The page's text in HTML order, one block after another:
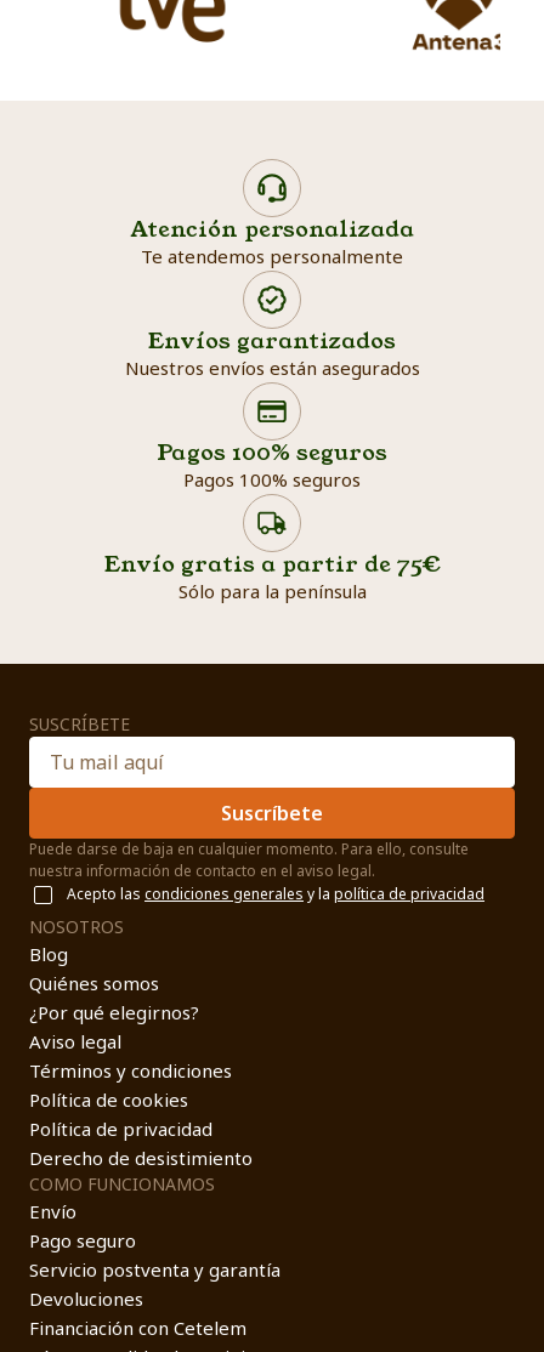
Atención personalizada
Te atendemos personalmente
Envíos garantizados
Nuestros envíos están asegurados
Pagos 100% seguros
Pagos 100% seguros
Envío gratis a partir de 75€
Sólo para la península
Search products
SUSCRÍBETE
Suscríbete
Puede darse de baja en cualquier momento. Para ello, consulte
nuestra información de contacto en el aviso legal.
Acepto las condiciones generales y la política de privacidad
NOSOTROS
Blog
Quiénes somos
¿Por qué elegirnos?
Aviso legal
Términos y condiciones
Política de cookies
Política de privacidad
Derecho de desistimiento
COMO FUNCIONAMOS
Envío
Pago seguro
Servicio postventa y garantía
Devoluciones
Financiación con Cetelem